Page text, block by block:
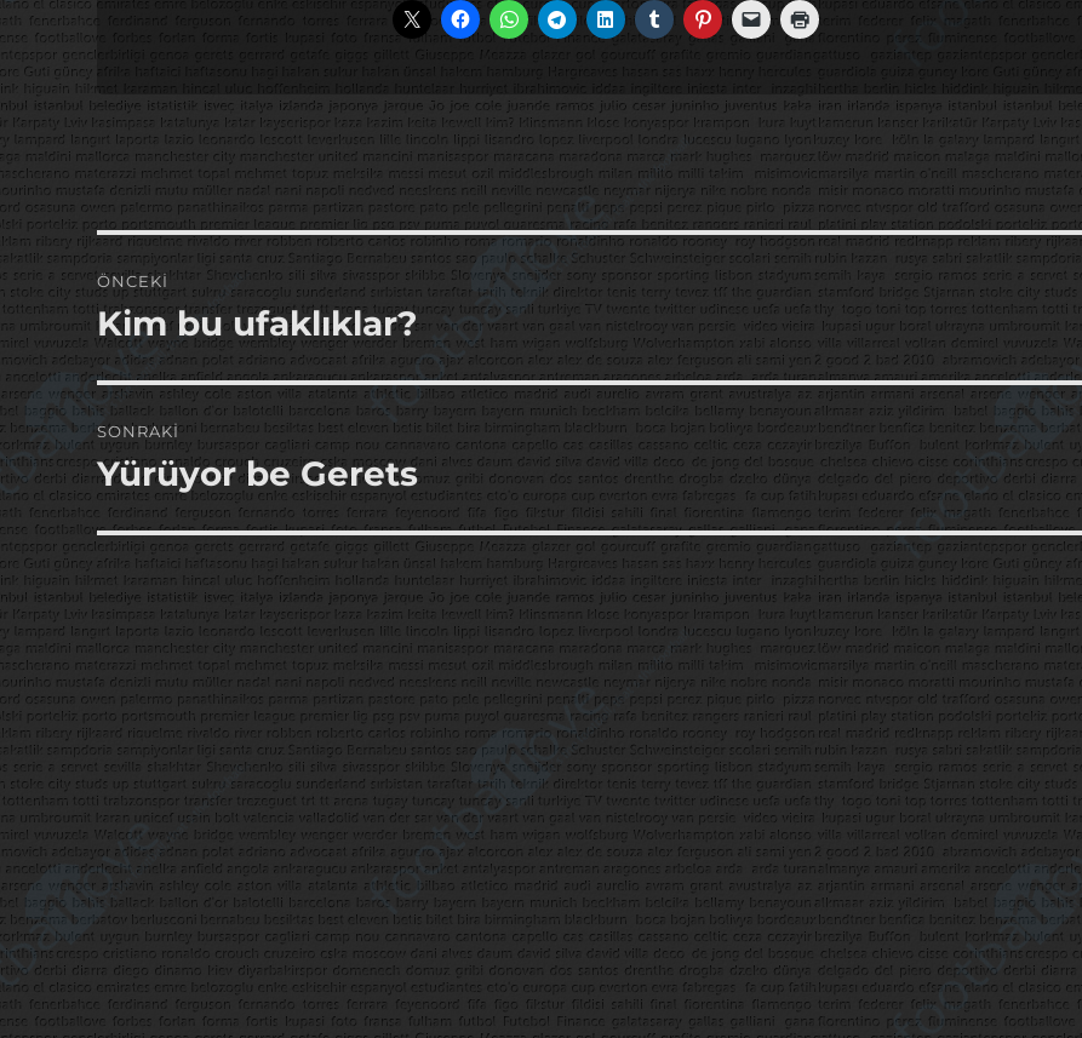
Yazı
gezinmesi
ÖNCEKI
Önceki
yazı:
Kim bu ufaklıklar?
SONRAKI
Sonraki
yazı:
Yürüyor be Gerets